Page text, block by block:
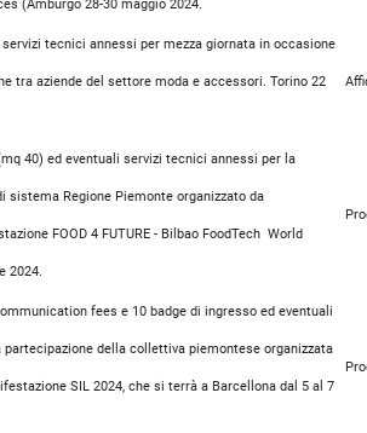
(Amburgo 28-30 maggio 2024.
tecnici annessi per mezza giornata in occasione
tra aziende del settore moda e accessori. Torino 22
40) ed eventuali servizi tecnici annessi per la
sistema Regione Piemonte organizzato da
FOOD 4 FUTURE - Bilbao FoodTech World
2024.
fees e 10 badge di ingresso ed eventuali
della collettiva piemontese organizzata
SIL 2024, che si terrà a Barcellona dal 5 al 7